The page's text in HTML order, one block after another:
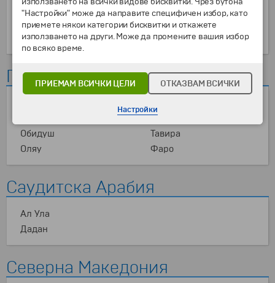
Кенко
Крепост „Пука
Пукара“
Португалия
Обидуш
Оляу
Синтра
Тавира
Фарo
Саудитска Арабия
Ал Ула
Дадан
Северна Македония
"Настройки" може да направите специфичен избор, като
приемете някои категории бисквитки и откажете
използването на други. Може да промените вашия избор
по всяко време.
ПРИЕМАМ ВСИЧКИ ЦЕЛИ ОТКАЗВАМ ВСИЧКИ
Настройки